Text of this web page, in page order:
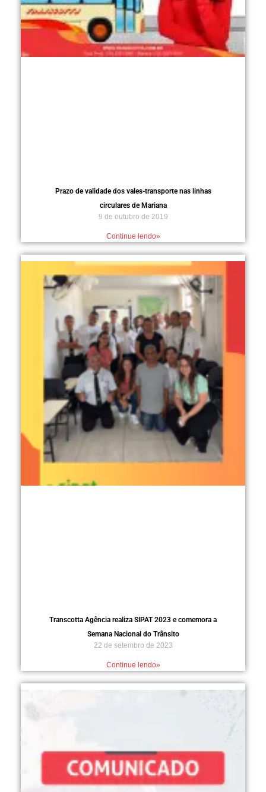
Prazo de validade dos vales-transporte nas linhas
circulares de Mariana
9 de outubro de 2019
Continue lendo»
Transcotta Agência realiza SIPAT 2023 e comemora a
Semana Nacional do Trânsito
22 de setembro de 2023
Continue lendo»